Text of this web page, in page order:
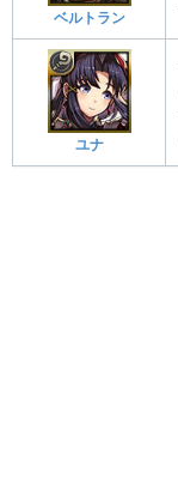
ベルトラン
ユナ